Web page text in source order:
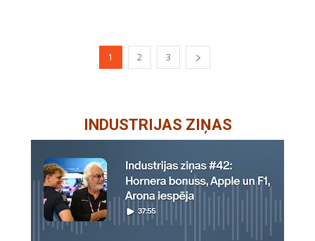
1 2 3
INDUSTRIJAS ZIŅAS